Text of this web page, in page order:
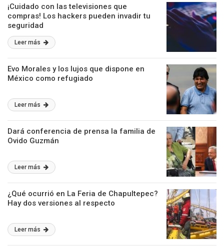
¡Cuidado con las televisiones que
compras! Los hackers pueden invadir tu
seguridad
Leer más
Evo Morales y los lujos que dispone en
México como refugiado
Leer más
Dará conferencia de prensa la familia de
Ovido Guzmán
Leer más
¿Qué ocurrió en La Feria de Chapultepec?
Hay dos versiones al respecto
Leer más